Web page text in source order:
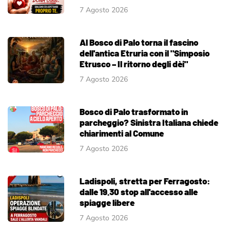
7 Agosto 2026
Al Bosco di Palo torna il fascino
dell'antica Etruria con il "Simposio
Etrusco – Il ritorno degli dèi"
7 Agosto 2026
Bosco di Palo trasformato in
parcheggio? Sinistra Italiana chiede
chiarimenti al Comune
7 Agosto 2026
Ladispoli, stretta per Ferragosto:
dalle 19.30 stop all'accesso alle
spiagge libere
7 Agosto 2026